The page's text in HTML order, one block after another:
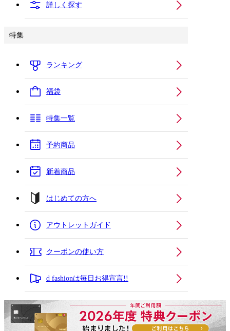
詳しく探す
特集
ランキング
福袋
特集一覧
予約商品
新着商品
はじめての方へ
アウトレットガイド
クーポンの使い方
d fashionは毎日お得宣言!!